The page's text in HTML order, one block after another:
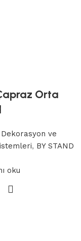
Orta
ve
, BY STAND
oku